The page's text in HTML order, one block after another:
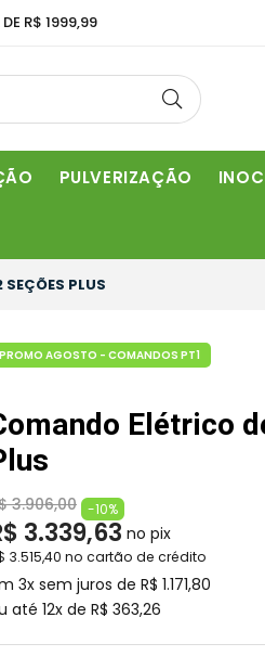
R$ 1999,99
PULVERIZAÇÃO
PLUS
PROMO AGOSTO - COMANDOS PT1
Elétrico
3.906,00 -10%
3.339,63 no pix
3.515,40 no cartão de crédito
3x sem juros de R$ 1.171,80
até 12x de R$ 363,26